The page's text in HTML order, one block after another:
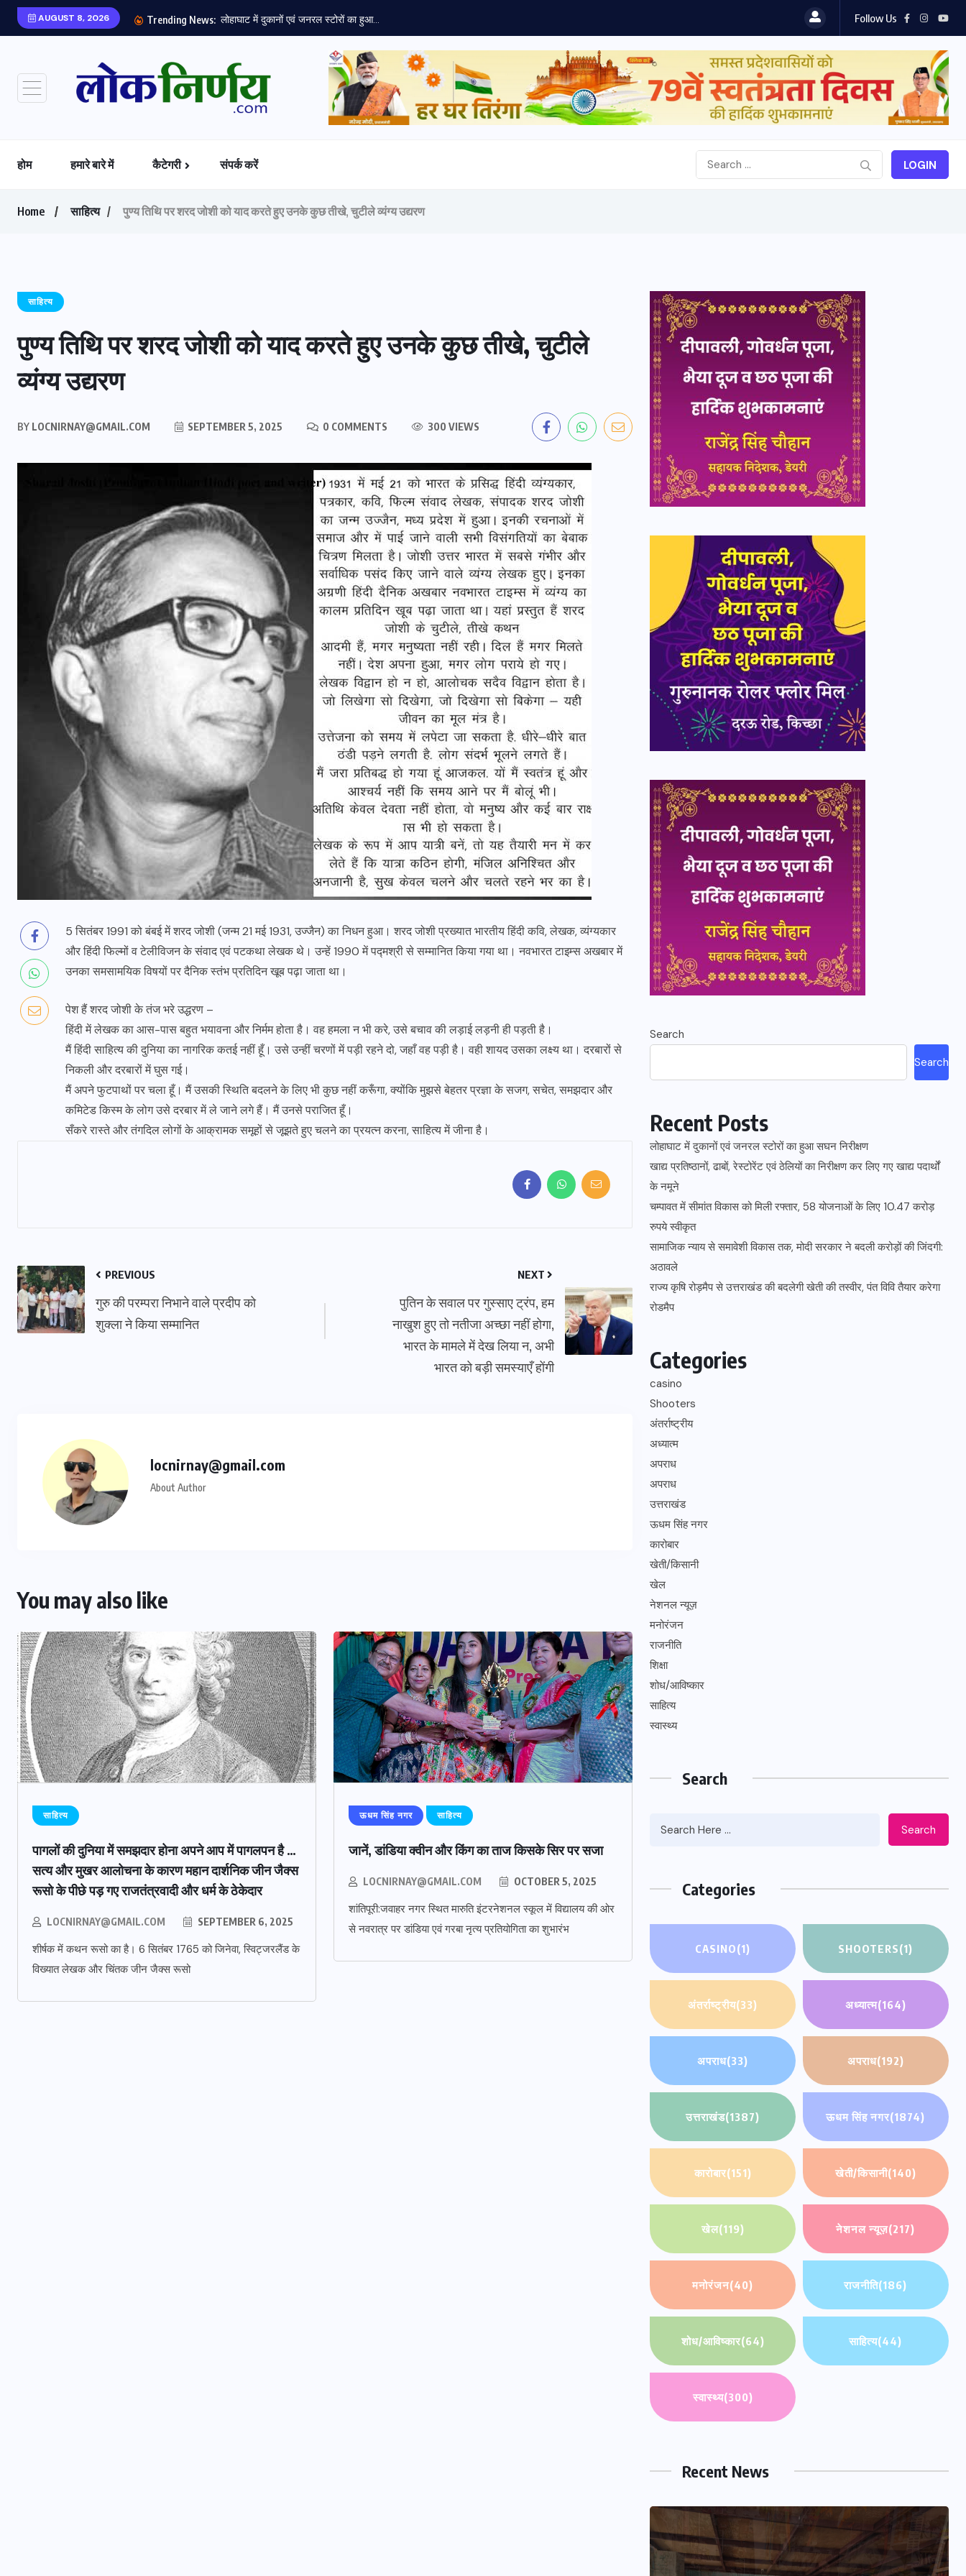
AUGUST 8, 2026 Trending News: लोहाघाट में दुकानों एवं जनरल स्टोरों का हुआ... Follow Us
होम हमारे बारे में कैटेगरी संपर्क करें LOGIN
Home साहित्य पुण्य तिथि पर शरद जोशी को याद करते हुए उनके कुछ तीखे, चुटीले व्यंग्य उद्यरण
साहित्य
पुण्य तिथि पर शरद जोशी को याद करते हुए उनके कुछ तीखे, चुटीले
व्यंग्य उद्यरण
BY LOCNIRNAY@GMAIL.COM SEPTEMBER 5, 2025 0 COMMENTS 300 VIEWS
5 सितंबर 1991 को बंबई में शरद जोशी (जन्म 21 मई 1931, उज्जैन) का निधन हुआ। शरद जोशी प्रख्यात भारतीय हिंदी कवि, लेखक, व्यंग्यकार
और हिंदी फिल्मों व टेलीविजन के संवाद एवं पटकथा लेखक थे। उन्हें 1990 में पद्मश्री से सम्मानित किया गया था। नवभारत टाइम्स अखबार में
उनका समसामयिक विषयों पर दैनिक स्तंभ प्रतिदिन खूब पढ़ा जाता था।
पेश हैं शरद जोशी के तंज भरे उद्धरण –
हिंदी में लेखक का आस-पास बहुत भयावना और निर्मम होता है। वह हमला न भी करे, उसे बचाव की लड़ाई लड़नी ही पड़ती है।
मैं हिंदी साहित्य की दुनिया का नागरिक कतई नहीं हूँ। उसे उन्हीं चरणों में पड़ी रहने दो, जहाँ वह पड़ी है। वही शायद उसका लक्ष्य था। दरबारों से
निकली और दरबारों में घुस गई।
मैं अपने फुटपाथों पर चला हूँ। मैं उसकी स्थिति बदलने के लिए भी कुछ नहीं करूँगा, क्योंकि मुझसे बेहतर प्रज्ञा के सजग, सचेत, समझदार और
कमिटेड किस्म के लोग उसे दरबार में ले जाने लगे हैं। मैं उनसे पराजित हूँ।
सँकरे रास्ते और तंगदिल लोगों के आक्रामक समूहों से जूझते हुए चलने का प्रयत्न करना, साहित्य में जीना है।
PREVIOUS
गुरु की परम्परा निभाने वाले प्रदीप को
शुक्ला ने किया सम्मानित
NEXT
पुतिन के सवाल पर गुस्साए ट्रंप, हम
नाखुश हुए तो नतीजा अच्छा नहीं होगा,
भारत के मामले में देख लिया न, अभी
भारत को बड़ी समस्याएँ होंगी
locnirnay@gmail.com
About Author
You may also like
साहित्य
पागलों की दुनिया में समझदार होना अपने आप में पागलपन है …
सत्य और मुखर आलोचना के कारण महान दार्शनिक जीन जैक्स
रूसो के पीछे पड़ गए राजतंत्रवादी और धर्म के ठेकेदार
LOCNIRNAY@GMAIL.COM SEPTEMBER 6, 2025
शीर्षक में कथन रूसो का है। 6 सितंबर 1765 को जिनेवा, स्विट्जरलैंड के
विख्यात लेखक और चिंतक जीन जैक्स रूसो
ऊधम सिंह नगर साहित्य
जानें, डांडिया क्वीन और किंग का ताज किसके सिर पर सजा
LOCNIRNAY@GMAIL.COM OCTOBER 5, 2025
शांतिपूरी:जवाहर नगर स्थित मारुति इंटरनेशनल स्कूल में विद्यालय की ओर
से नवरात्र पर डांडिया एवं गरबा नृत्य प्रतियोगिता का शुभारंभ
Search
Search
Recent Posts
लोहाघाट में दुकानों एवं जनरल स्टोरों का हुआ सघन निरीक्षण
खाद्य प्रतिष्ठानों, ढाबों, रेस्टोरेंट एवं ठेलियों का निरीक्षण कर लिए गए खाद्य पदार्थों
के नमूने
चम्पावत में सीमांत विकास को मिली रफ्तार, 58 योजनाओं के लिए 10.47 करोड़
रुपये स्वीकृत
सामाजिक न्याय से समावेशी विकास तक, मोदी सरकार ने बदली करोड़ों की जिंदगी:
अठावले
राज्य कृषि रोड़मैप से उत्तराखंड की बदलेगी खेती की तस्वीर, पंत विवि तैयार करेगा
रोडमैप
Categories
casino
Shooters
अंतर्राष्ट्रीय
अध्यात्म
अपराध
अपराध
उत्तराखंड
ऊधम सिंह नगर
कारोबार
खेती/किसानी
खेल
नेशनल न्यूज़
मनोरंजन
राजनीति
शिक्षा
शोध/आविष्कार
साहित्य
स्वास्थ्य
Search
Search
Categories
CASINO(1) SHOOTERS(1)
अंतर्राष्ट्रीय(33) अध्यात्म(164)
अपराध(33) अपराध(192)
उत्तराखंड(1387) ऊधम सिंह नगर(1874)
कारोबार(151) खेती/किसानी(140)
खेल(119) नेशनल न्यूज़(217)
मनोरंजन(40) राजनीति(186)
शोध/आविष्कार(64) साहित्य(44)
स्वास्थ्य(300)
Recent News